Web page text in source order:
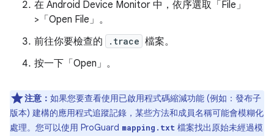
在 Android Device Monitor 中，依序選取「File」
>「Open File」 。
前往你要檢查的
.trace 檔案。
按一下「Open」。
注意： 如果您要查看使用已啟用程式碼縮減功能 (例如：發布子
版本) 建構的應用程式追蹤記錄，某些方法和成員名稱可能會模糊化
處理。您可以使用 ProGuard mapping.txt 檔案找出原始未經過模